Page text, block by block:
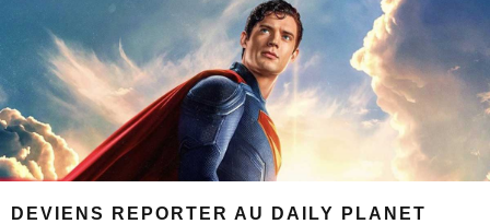
DEVIENS REPORTER AU DAILY PLANET